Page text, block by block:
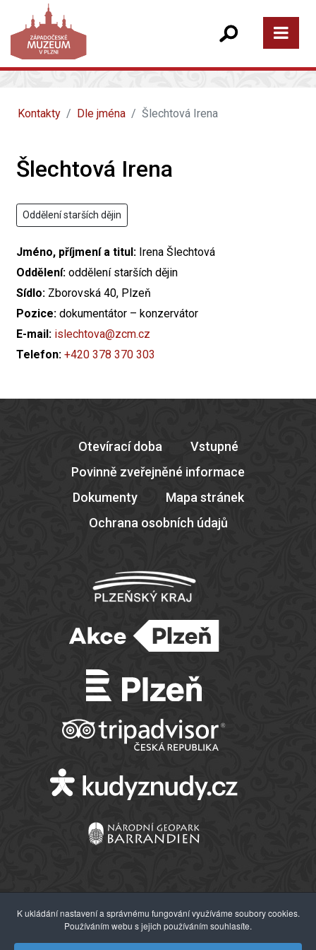
Kontakty Dle jména Šlechtová Irena
Šlechtová Irena
Oddělení starších dějin
Jméno, příjmení a titul: Irena Šlechtová
Oddělení: oddělení starších dějin
Sídlo: Zborovská 40, Plzeň
Pozice: dokumentátor – konzervátor
E-mail: islechtova@zcm.cz
Telefon: +420 378 370 303
Otevírací doba
Vstupné
Povinně zveřejněné informace
Dokumenty
Mapa stránek
Ochrana osobních údajů
© 2026 Západočeské muzeum v Plzni
K ukládání nastavení a správnému fungování využíváme soubory cookies.
Používáním webu s jejich používáním souhlasíte.